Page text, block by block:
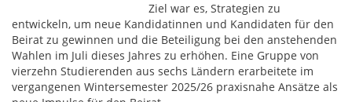
Ziel war es, Strategien zu
entwickeln, um neue Kandidatinnen und Kandidaten für den
Beirat zu gewinnen und die Beteiligung bei den anstehenden
Wahlen im Juli dieses Jahres zu erhöhen. Eine Gruppe von
vierzehn Studierenden aus sechs Ländern erarbeitete im
vergangenen Wintersemester 2025/26 praxisnahe Ansätze als